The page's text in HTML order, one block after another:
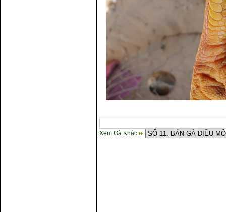
Xem Gà Khác